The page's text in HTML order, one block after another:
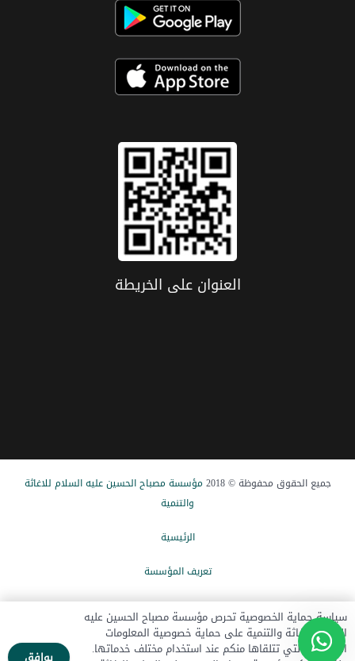
العنوان علی الخریطة
جميع الحقوق محفوظة © 2018
مؤسسة مصباح الحسین علیه السلام للاغاثة
والتنمیة
الرئيسیة
تعریف المؤسسة
الاخبار
تبرع الآن
سياسة حماية الخصوصية تحرص مؤسسة مصباح الحسين عليه
السلام للإغاثة والتنمية على حماية خصوصية المعلومات
الشخصية التي تتلقاها منكم عند استخدام مختلف خدماتها.
يوافق